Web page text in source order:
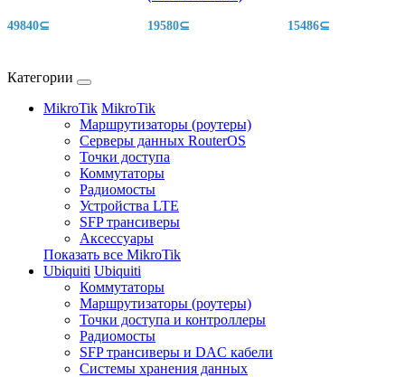
49840⊆ 19580⊆ 15486⊆
Категории
MikroTik MikroTik
Маршрутизаторы (роутеры)
Серверы данных RouterOS
Точки доступа
Коммутаторы
Радиомосты
Устройства LTE
SFP трансиверы
Аксессуары
Показать все MikroTik
Ubiquiti Ubiquiti
Коммутаторы
Маршрутизаторы (роутеры)
Точки доступа и контроллеры
Радиомосты
SFP трансиверы и DAC кабели
Системы хранения данных